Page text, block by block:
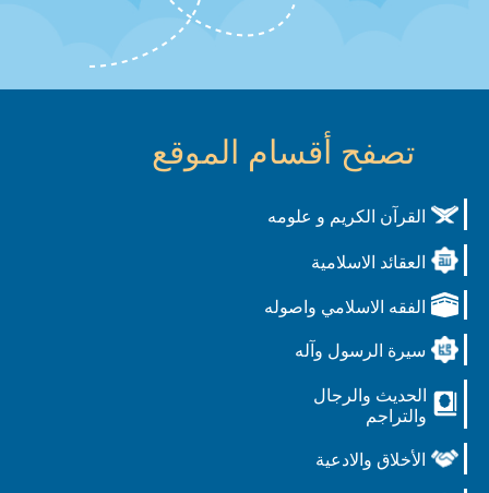
تصفح أقسام الموقع
القرآن الكريم و علومه
العقائد الاسلامية
الفقه الاسلامي واصوله
سيرة الرسول وآله
الحديث والرجال
والتراجم
الأخلاق والادعية